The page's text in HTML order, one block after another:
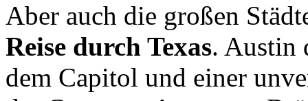
Aber auch die großen
Reise durch Texas. Austin
dem Capitol und einer